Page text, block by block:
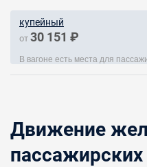
купейный
от 30 151 ₽
В вагоне есть места для
Движение
пассажирских